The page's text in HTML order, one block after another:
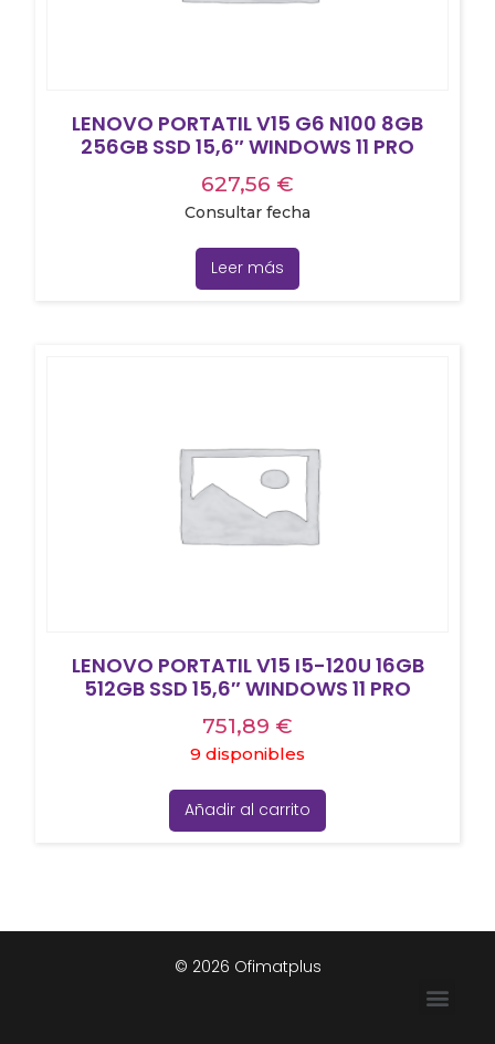
LENOVO PORTATIL V15 G6 N100 8GB
256GB SSD 15,6″ WINDOWS 11 PRO
627,56 €
Consultar fecha
Leer más
LENOVO PORTATIL V15 I5-120U 16GB
512GB SSD 15,6″ WINDOWS 11 PRO
751,89 €
9 disponibles
Añadir al carrito
© 2026 Ofimatplus